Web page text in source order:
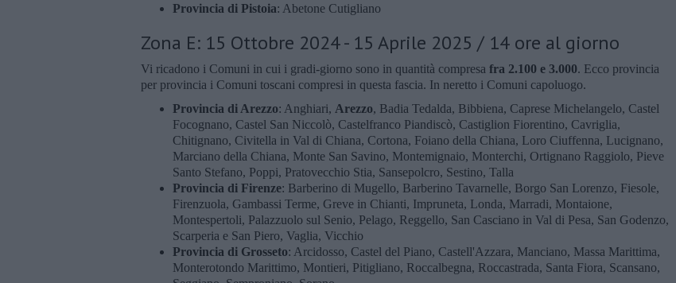
Provincia di Pistoia: Abetone Cutigliano
Zona E: 15 Ottobre 2024 - 15 Aprile 2025 / 14 ore al giorno
Vi ricadono i Comuni in cui i gradi-giorno sono in quantità compresa fra 2.100 e 3.000. Ecco provincia
per provincia i Comuni toscani compresi in questa fascia. In neretto i Comuni capoluogo.
Provincia di Arezzo: Anghiari, Arezzo, Badia Tedalda, Bibbiena, Caprese Michelangelo, Castel
Focognano, Castel San Niccolò, Castelfranco Piandiscò, Castiglion Fiorentino, Cavriglia,
Chitignano, Civitella in Val di Chiana, Cortona, Foiano della Chiana, Loro Ciuffenna, Lucignano,
Marciano della Chiana, Monte San Savino, Montemignaio, Monterchi, Ortignano Raggiolo, Pieve
Santo Stefano, Poppi, Pratovecchio Stia, Sansepolcro, Sestino, Talla
Provincia di Firenze: Barberino di Mugello, Barberino Tavarnelle, Borgo San Lorenzo, Fiesole,
Firenzuola, Gambassi Terme, Greve in Chianti, Impruneta, Londa, Marradi, Montaione,
Montespertoli, Palazzuolo sul Senio, Pelago, Reggello, San Casciano in Val di Pesa, San Godenzo,
Scarperia e San Piero, Vaglia, Vicchio
Provincia di Grosseto: Arcidosso, Castel del Piano, Castell'Azzara, Manciano, Massa Marittima,
Monterotondo Marittimo, Montieri, Pitigliano, Roccalbegna, Roccastrada, Santa Fiora, Scansano,